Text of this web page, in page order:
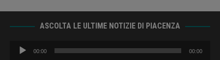
ASCOLTA LE ULTIME NOTIZIE DI PIACENZA
Audio
Player
00:00 00:00